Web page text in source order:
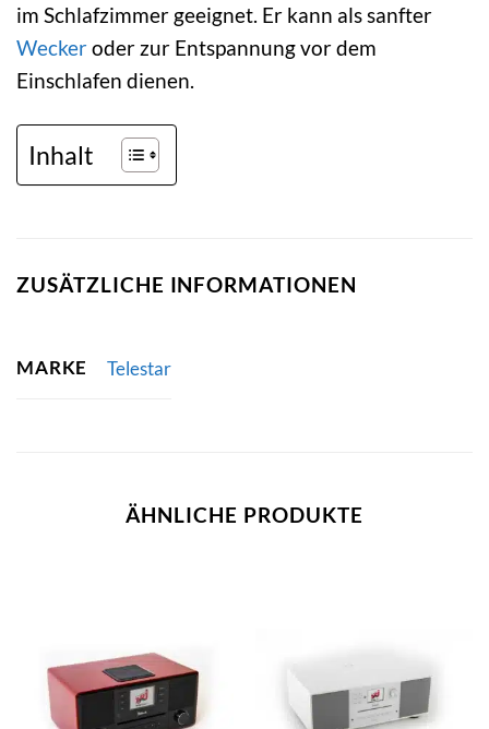
im Schlafzimmer geeignet. Er kann als sanfter
Weckeroder zur Entspannung vor dem
Einschlafen dienen.
Inhalt
ZUSÄTZLICHE INFORMATIONEN
MARKE Telestar
ÄHNLICHE PRODUKTE